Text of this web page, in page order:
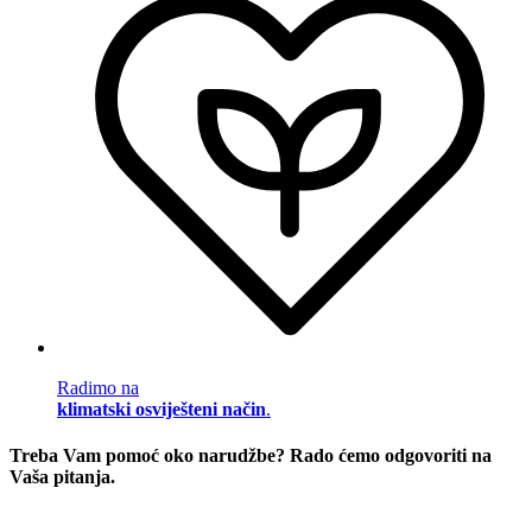
Radimo na
klimatski osviješteni način.
Treba Vam pomoć oko narudžbe? Rado ćemo odgovoriti na
Vaša pitanja.